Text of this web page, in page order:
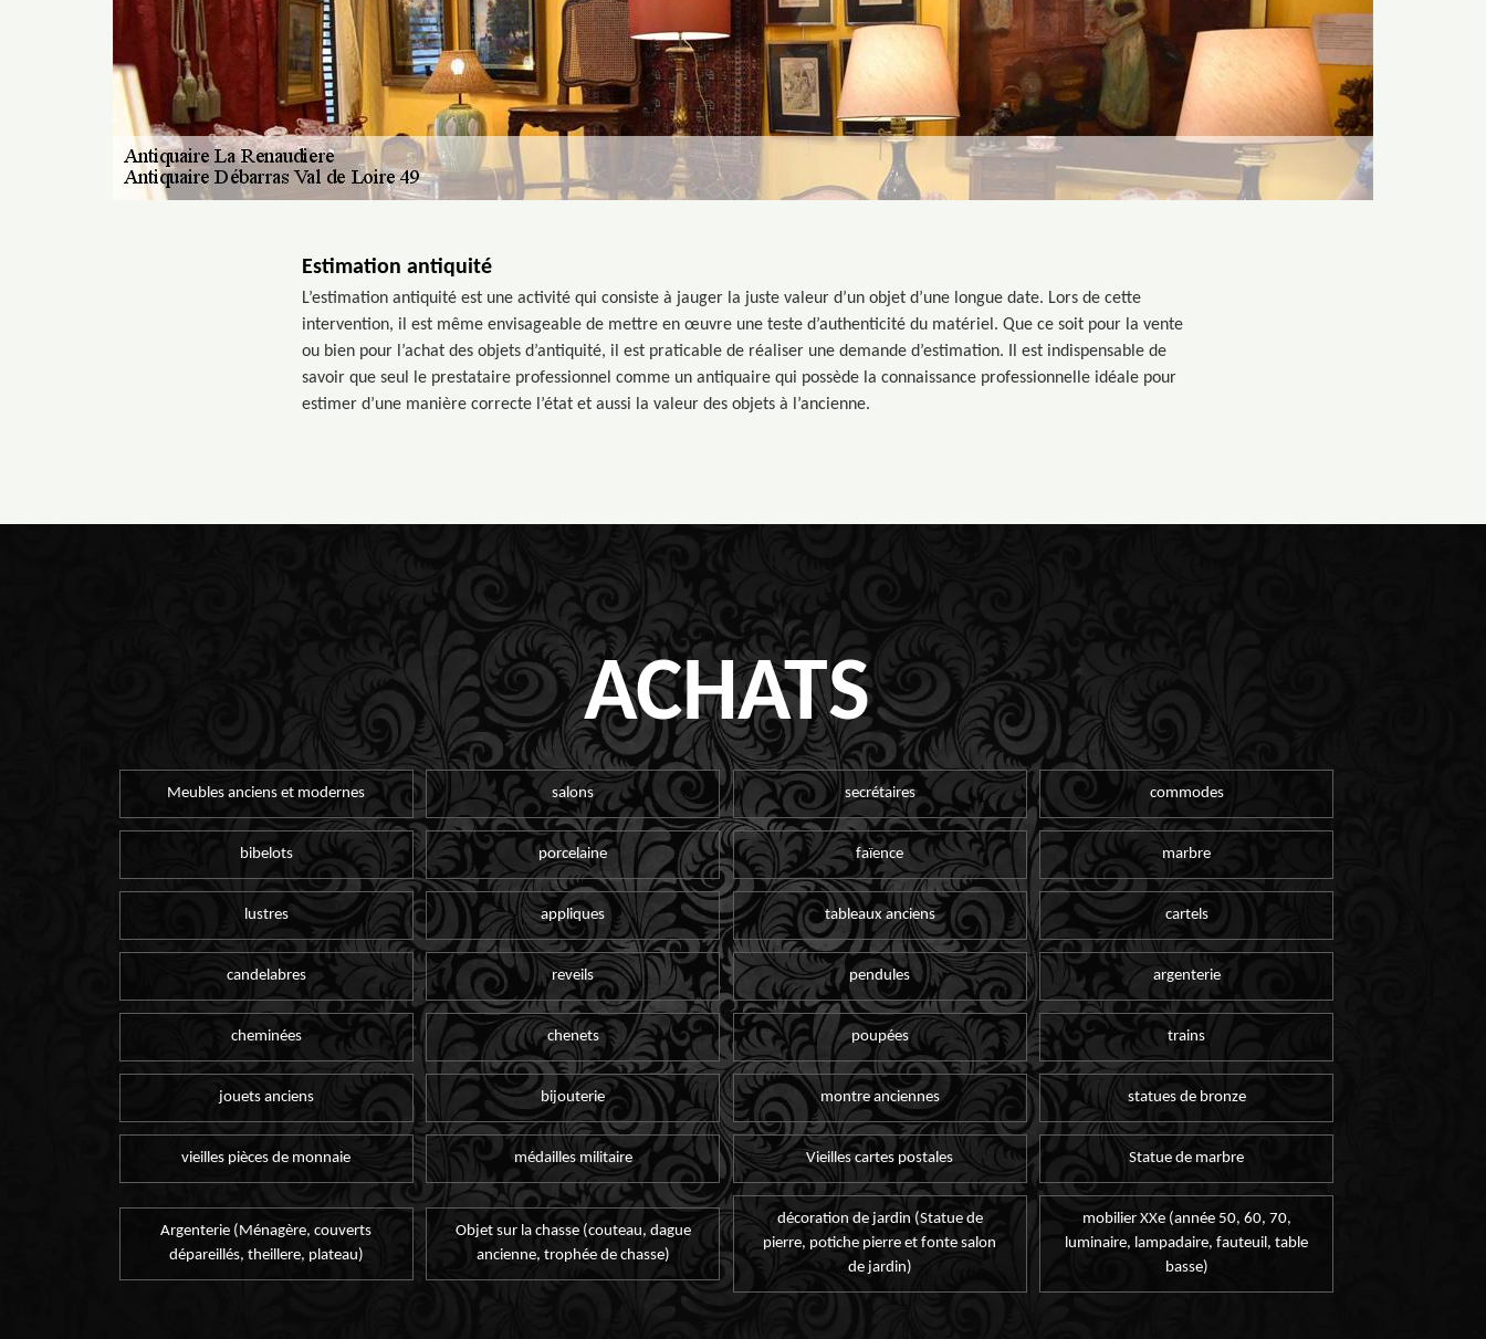
Estimation antiquité
L’estimation antiquité est une activité qui consiste à jauger la juste valeur d’un objet d’une longue date. Lors de cette
intervention, il est même envisageable de mettre en œuvre une teste d’authenticité du matériel. Que ce soit pour la vente
ou bien pour l’achat des objets d’antiquité, il est praticable de réaliser une demande d’estimation. Il est indispensable de
savoir que seul le prestataire professionnel comme un antiquaire qui possède la connaissance professionnelle idéale pour
estimer d’une manière correcte l’état et aussi la valeur des objets à l’ancienne.
ACHATS
Meubles anciens et modernes salons secrétaires commodes
bibelots porcelaine faïence marbre
lustres appliques tableaux anciens cartels
candelabres reveils pendules argenterie
cheminées chenets poupées trains
jouets anciens bijouterie montre anciennes statues de bronze
vieilles pièces de monnaie médailles militaire Vieilles cartes postales Statue de marbre
Argenterie (Ménagère, couverts
dépareillés, theillere, plateau)
Objet sur la chasse (couteau, dague
ancienne, trophée de chasse)
décoration de jardin (Statue de
pierre, potiche pierre et fonte salon
de jardin)
mobilier XXe (année 50, 60, 70,
luminaire, lampadaire, fauteuil, table
basse)